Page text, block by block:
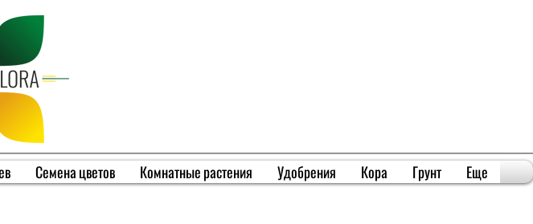
Семена цветов Комнатные растения Удобрения Кора Грунт Еще